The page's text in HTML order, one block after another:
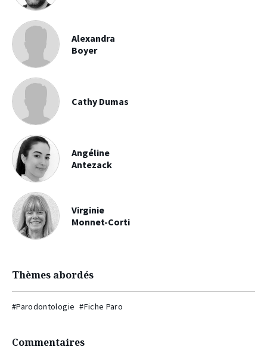
Dent J 1975 ; 25 : 229-35.
6. Wennström JL, Tomasi C, Bertelle A, Dellasega E. Full-mouth ultrasonic
debridement versus quadrant scaling and root planing as an initial approach in
the treatment of chronic periodontitis. J Clin Periodontol 2005 ; 32 : 851-9.
7. Heasman PA, McCracken GI, Steen N. Supportive periodontal car : The effect of
periodic subgingival debridement compared with supragingival prophylaxis with
respect to clinical outcomes. J Clin Periodontol 2002 ; 29 (Suppl. 3) : 163-72.
Alexandra
Boyer
Cathy Dumas
Angéline
Antezack
Virginie
Monnet-Corti
Thèmes abordés
#Parodontologie #Fiche Paro
Commentaires